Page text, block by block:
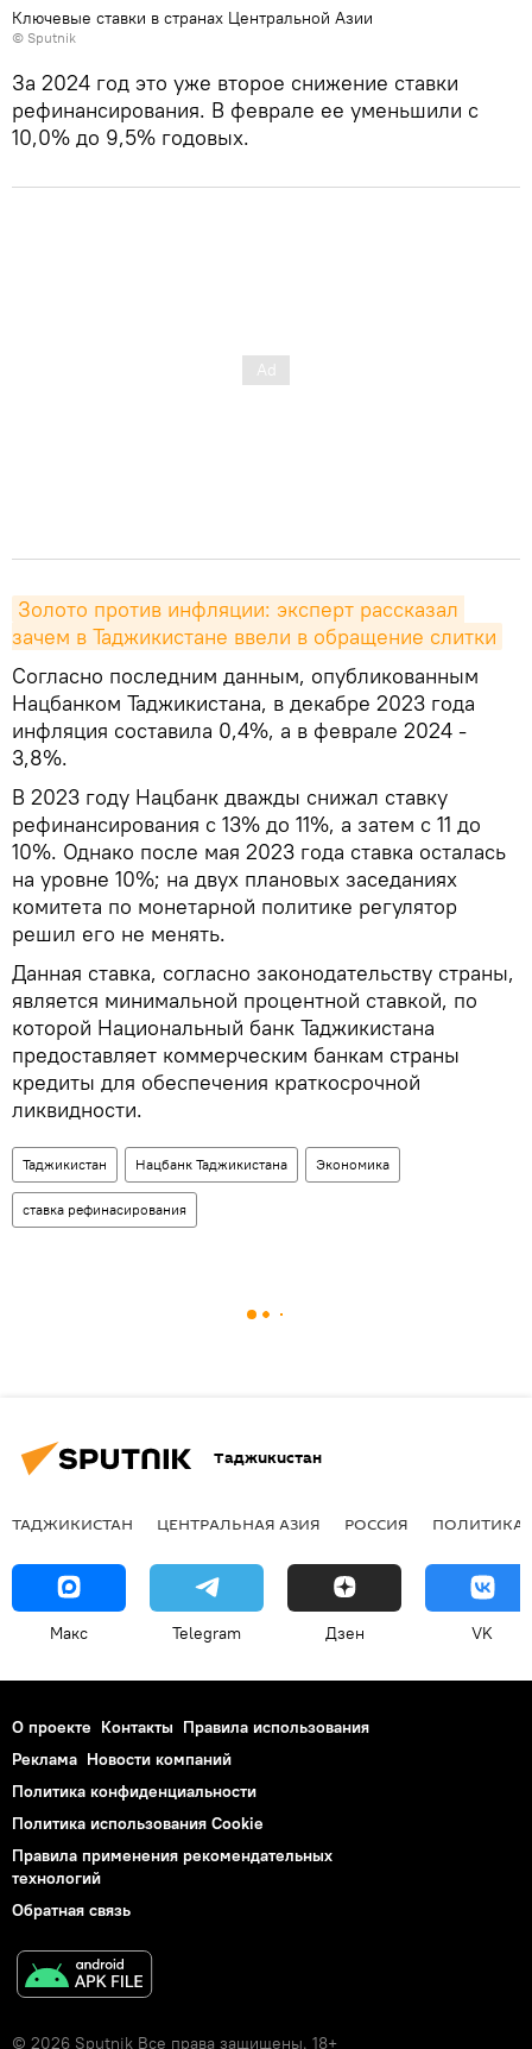
Ключевые ставки в странах Центральной Азии
© Sputnik
За 2024 год это уже второе снижение ставки
рефинансирования. В феврале ее уменьшили с
10,0% до 9,5% годовых.
Золото против инфляции: эксперт рассказал
зачем в Таджикистане ввели в обращение слитки
Согласно последним данным, опубликованным
Нацбанком Таджикистана, в декабре 2023 года
инфляция составила 0,4%, а в феврале 2024 -
3,8%.
В 2023 году Нацбанк дважды снижал ставку
рефинансирования с 13% до 11%, а затем с 11 до
10%. Однако после мая 2023 года ставка осталась
на уровне 10%; на двух плановых заседаниях
комитета по монетарной политике регулятор
решил его не менять.
Данная ставка, согласно законодательству страны,
является минимальной процентной ставкой, по
которой Национальный банк Таджикистана
предоставляет коммерческим банкам страны
кредиты для обеспечения краткосрочной
ликвидности.
Таджикистан Нацбанк Таджикистана Экономика
ставка рефинасирования
Таджикистан
ТАДЖИКИСТАН ЦЕНТРАЛЬНАЯ АЗИЯ РОССИЯ ПОЛИТИКА
Макс Telegram Дзен VK
О проекте Контакты Правила использования
Реклама Новости компаний
Политика конфиденциальности
Политика использования Cookie
Правила применения рекомендательных
технологий
Обратная связь
© 2026 Sputnik Все права защищены. 18+